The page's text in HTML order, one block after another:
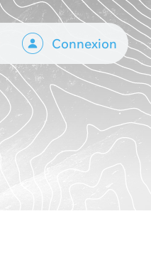
Connexion